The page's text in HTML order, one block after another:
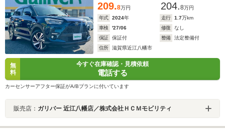
209.8万円 204.8万円
年式
2024年 走行 1.7万km
車検
'27/06 修復
なし
保証
保証付 整備
法定整備付
住所
滋賀県近江八幡市
無
料
今すぐ在庫確認・見積依頼
電話する
カーセンサーアフター保証がA/Bプランに付いています
販売店： ガリバー 近江八幡店／株式会社ＨＣＭモビリティ